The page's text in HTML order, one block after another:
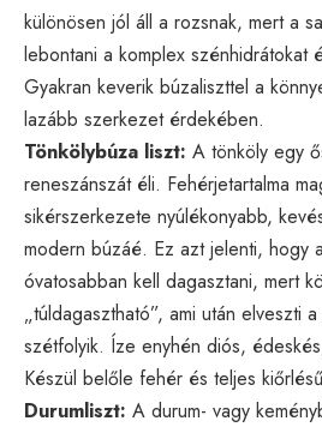
különösen jól áll a rozsnak, mert a
lebontani a komplex szénhidrátokat
Gyakran keverik búzaliszttel a
lazább szerkezet érdekében.
Tönkölybúza liszt: A tönköly egy
reneszánszát éli. Fehérjetartalma
sikérszerkezete nyúlékonyabb,
modern búzáé. Ez azt jelenti, hogy
óvatosabban kell dagasztani, mert
„túldagasztható”, ami után elveszti
szétfolyik. Íze enyhén diós,
Készül belőle fehér és teljes
Durumliszt: A durum- vagy